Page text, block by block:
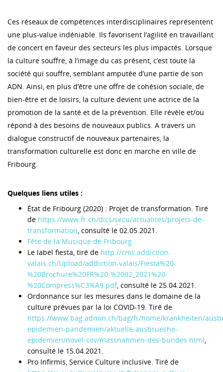
Ces réseaux de compétences interdisciplinaires représentent
une plus-value indéniable. Ils favorisent l’agilité en travaillant
de concert en faveur des secteurs les plus impactés. Lorsque
la culture souffre, à l’image du cas présent, c’est toute la
société qui souffre, semblant amputée d’une partie de son
ADN. Ainsi, en plus d’être une offre de cohésion sociale, de
bien-être et de loisirs, la culture devient une actrice de la
promotion de la santé et de la prévention. Elle révèle et/ou
répond à des besoins de nouveaux publics. A travers un
dialogue constructif de nouveaux partenaires, la
transformation culturelle est donc en marche en ville de
Fribourg.
Quelques liens utiles :
État de Fribourg (2020) : Projet de transformation. Tiré
de https://www.fr.ch/dics/secu/actualites/projets-de-
transformation, consulté le 02.05.2021.
Fête de la Musique de Fribourg
Le label fiesta, tiré de http://cms.addiction-
valais.ch/Upload/addiction-valais/Fiesta%20-
%20Brochure%20FR%20-%2002_2021%20-
%20Compress%C3%A9.pdf, consulté le 25.04.2021.
Ordonnance sur les mesures dans le domaine de la
culture prévues par la loi COVID-19. Tiré de
https://www.bag.admin.ch/bag/fr/home/krankheiten/
epidemien-pandemien/aktuelle-ausbrueche-
epidemien/novel-cov/massnahmen-des-bundes.html,
consulté le 15.04.2021.
Pro Infirmis, Service Culture inclusive. Tiré de